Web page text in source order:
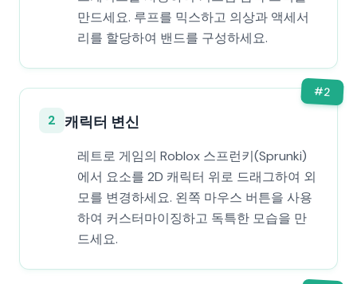
만드세요. 루프를 믹스하고 의상과 액세서
리를 할당하여 밴드를 구성하세요.
#2
2 캐릭터 변신
레트로 게임의 Roblox 스프런키(Sprunki)
에서 요소를 2D 캐릭터 위로 드래그하여 외
모를 변경하세요. 왼쪽 마우스 버튼을 사용
하여 커스터마이징하고 독특한 모습을 만
드세요.